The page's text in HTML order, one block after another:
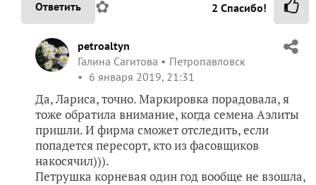
Ответить ✿ 2 Спасибо!
petroaltyn
Галина Сагитова
Петропавловск
6 января 2019, 21:31
Да, Лариса, точно. Маркировка порадовала, я
тоже обратила внимание, когда семена Аэлиты
пришли. И фирма сможет отследить, если
попадется пересорт, кто из фасовщиков
накосячил))).
Петрушка корневая один год вообще не взошла,